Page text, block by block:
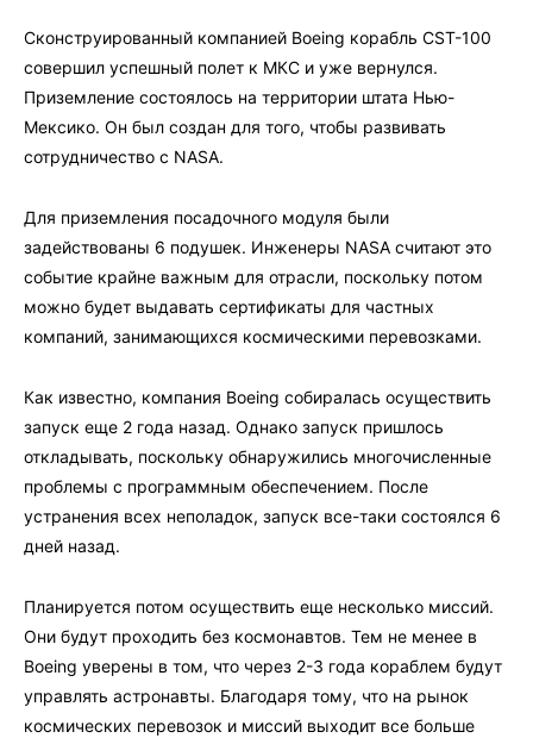
Сконструированный компанией Boeing корабль CST-100
совершил успешный полет к МКС и уже вернулся.
Приземление состоялось на территории штата Нью-
Мексико. Он был создан для того, чтобы развивать
сотрудничество с NASA.
Для приземления посадочного модуля были
задействованы 6 подушек. Инженеры NASA считают это
событие крайне важным для отрасли, поскольку потом
можно будет выдавать сертификаты для частных
компаний, занимающихся космическими перевозками.
Как известно, компания Boeing собиралась осуществить
запуск еще 2 года назад. Однако запуск пришлось
откладывать, поскольку обнаружились многочисленные
проблемы с программным обеспечением. После
устранения всех неполадок, запуск все-таки состоялся 6
дней назад.
Планируется потом осуществить еще несколько миссий.
Они будут проходить без космонавтов. Тем не менее в
Boeing уверены в том, что через 2-3 года кораблем будут
управлять астронавты. Благодаря тому, что на рынок
космических перевозок и миссий выходит все больше